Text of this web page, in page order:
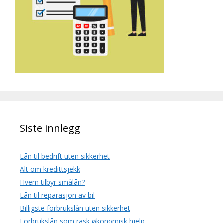
Siste innlegg
Lån til bedrift uten sikkerhet
Alt om kredittsjekk
Hvem tilbyr smålån?
Lån til reparasjon av bil
Billigste forbrukslån uten sikkerhet
Forbrukslån som rask økonomisk hjelp